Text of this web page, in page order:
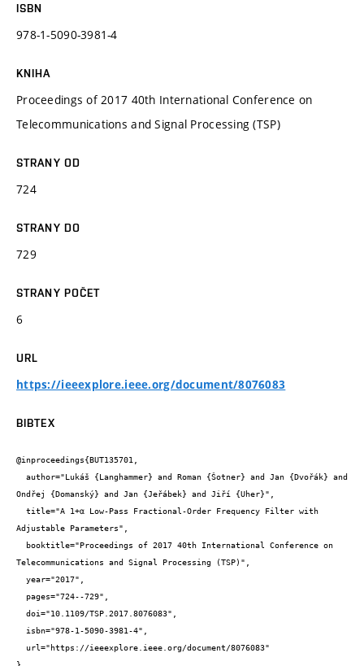
ISBN
978-1-5090-3981-4
KNIHA
Proceedings of 2017 40th International Conference on
Telecommunications and Signal Processing (TSP)
STRANY OD
724
STRANY DO
729
STRANY POČET
6
URL
https://ieeexplore.ieee.org/document/8076083
BIBTEX
@inproceedings{BUT135701,
Ondřej {Domanský} and Jan {Jeřábek} and Jiří {Uher}",
Adjustable Parameters",
Telecommunications and Signal Processing (TSP)",